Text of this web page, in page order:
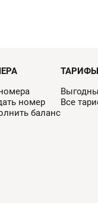
номер
баланс
ТАРИФЫ
Все